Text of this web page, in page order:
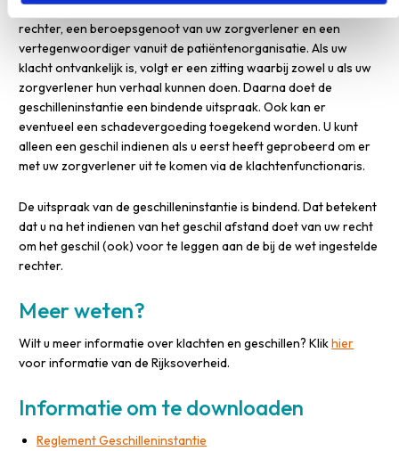
geval behandeld door de geschilleninstantie. Daarin zitten een
rechter, een beroepsgenoot van uw zorgverlener en een
vertegenwoordiger vanuit de patiëntenorganisatie. Als uw
klacht ontvankelijk is, volgt er een zitting waarbij zowel u als uw
zorgverlener hun verhaal kunnen doen. Daarna doet de
geschilleninstantie een bindende uitspraak. Ook kan er
eventueel een schadevergoeding toegekend worden. U kunt
alleen een geschil indienen als u eerst heeft geprobeerd om er
met uw zorgverlener uit te komen via de klachtenfunctionaris.
De uitspraak van de geschilleninstantie is bindend. Dat betekent
dat u na het indienen van het geschil afstand doet van uw recht
om het geschil (ook) voor te leggen aan de bij de wet ingestelde
rechter.
Meer weten?
Wilt u meer informatie over klachten en geschillen? Klikhier
voor informatie van de Rijksoverheid.
Informatie om te downloaden
Reglement Geschilleninstantie